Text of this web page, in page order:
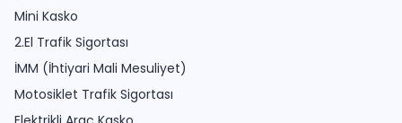
Mini Kasko
2.El Trafik Sigortası
İMM (İhtiyari Mali Mesuliyet)
Motosiklet Trafik Sigortası